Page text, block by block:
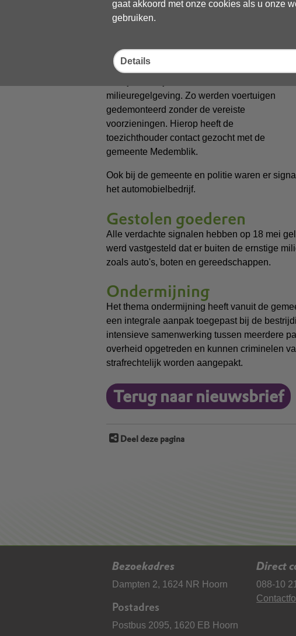
gaat akkoord met onze cookies als u onze
gebruiken.
Details
NHN).
Een van de toezichthouders van de OD
NHN constateerde bij een controle dat het
milieuregelgeving. Zo werden voertuigen
gedemonteerd zonder de vereiste
voorzieningen. Hierop heeft de
toezichthouder contact gezocht met de
gemeente Medemblik.
Ook bij de gemeente en politie waren er
het automobielbedrijf.
Gestolen goederen
Alle verdachte signalen hebben op 18 mei
werd vastgesteld dat er buiten de ernstige
zoals auto's, boten en gereedschappen.
Ondermijning
Het thema ondermijning heeft vanuit de
een integrale aanpak toegepast bij de
intensieve samenwerking tussen meerdere
overheid opgetreden en kunnen criminelen
strafrechtelijk worden aangepakt.
Terug naar nieuwsbrief
Deel deze pagina
Bezoekadres
Dampten 2, 1624 NR Hoorn
Postadres
Postbus 2095, 1620 EB Hoorn
Direct
088-10